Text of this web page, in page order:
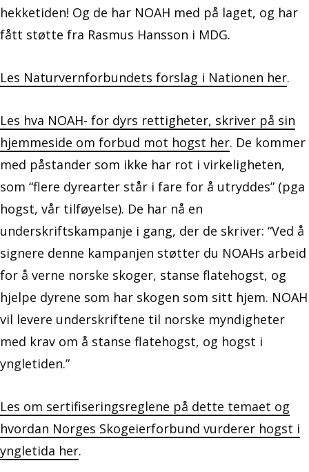
hekketiden! Og de har NOAH med på laget, og har
fått støtte fra Rasmus Hansson i MDG.
Les Naturvernforbundets forslag i Nationen her.
Les hva NOAH- for dyrs rettigheter, skriver på sin
hjemmeside om forbud mot hogst her. De kommer
med påstander som ikke har rot i virkeligheten,
som “flere dyrearter står i fare for å utryddes” (pga
hogst, vår tilføyelse). De har nå en
underskriftskampanje i gang, der de skriver: “Ved å
signere denne kampanjen støtter du NOAHs arbeid
for å verne norske skoger, stanse flatehogst, og
hjelpe dyrene som har skogen som sitt hjem. NOAH
vil levere underskriftene til norske myndigheter
med krav om å stanse flatehogst, og hogst i
yngletiden.”
Les om sertifiseringsreglene på dette temaet og
hvordan Norges Skogeierforbund vurderer hogst i
yngletida her.